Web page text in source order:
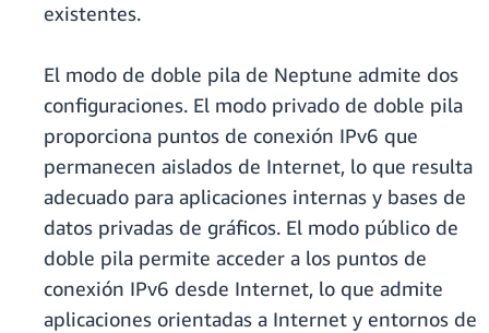
existentes.
El modo de doble pila de Neptune admite dos
configuraciones. El modo privado de doble pila
proporciona puntos de conexión IPv6 que
permanecen aislados de Internet, lo que resulta
adecuado para aplicaciones internas y bases de
datos privadas de gráficos. El modo público de
doble pila permite acceder a los puntos de
conexión IPv6 desde Internet, lo que admite
aplicaciones orientadas a Internet y entornos de